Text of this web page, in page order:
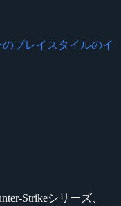
プレイスタイルのイ
Strikeシリーズ、